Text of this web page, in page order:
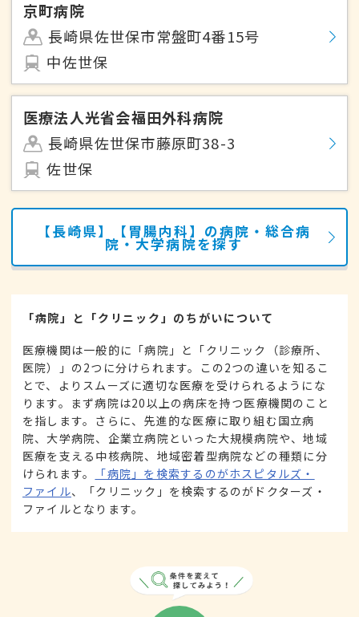
京町病院
長崎県佐世保市常盤町4番15号
中佐世保
医療法人光省会福田外科病院
長崎県佐世保市藤原町38-3
佐世保
【長崎県】【胃腸内科】の病院・総合病
院・大学病院を探す
「病院」と「クリニック」のちがいについて
医療機関は一般的に「病院」と「クリニック（診療所、
医院）」の2つに分けられます。この2つの違いを知るこ
とで、よりスムーズに適切な医療を受けられるようにな
ります。まず病院は20以上の病床を持つ医療機関のこと
を指します。さらに、先進的な医療に取り組む国立病
院、大学病院、企業立病院といった大規模病院や、地域
医療を支える中核病院、地域密着型病院などの種類に分
けられます。
「病院」を検索するのがホスピタルズ・
ファイル、「クリニック」を検索するのがドクターズ・
ファイルとなります。